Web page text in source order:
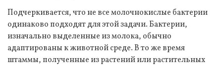
Подчеркивается, что не все молочнокислые бактерии
одинаково подходят для этой задачи. Бактерии,
изначально выделенные из молока, обычно
адаптированы к животной среде. В то же время
штаммы, полученные из растений или растительных